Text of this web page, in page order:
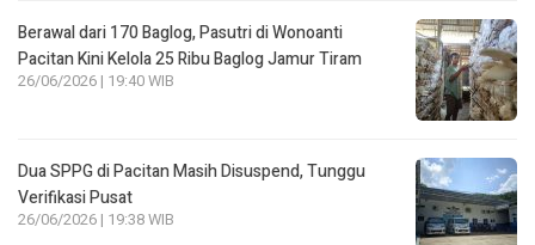
Berawal dari 170 Baglog, Pasutri di Wonoanti
Pacitan Kini Kelola 25 Ribu Baglog Jamur Tiram
26/06/2026 | 19:40 WIB
Dua SPPG di Pacitan Masih Disuspend, Tunggu
Verifikasi Pusat
26/06/2026 | 19:38 WIB